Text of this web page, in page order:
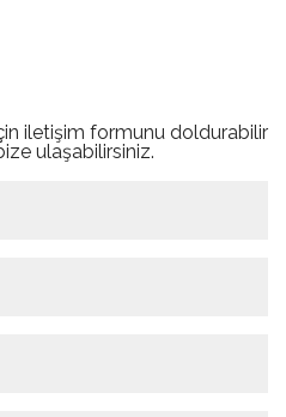
iletişim formunu doldurabilir
ulaşabilirsiniz.